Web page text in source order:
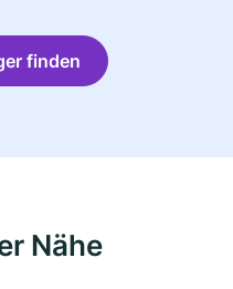
finden
Nähe